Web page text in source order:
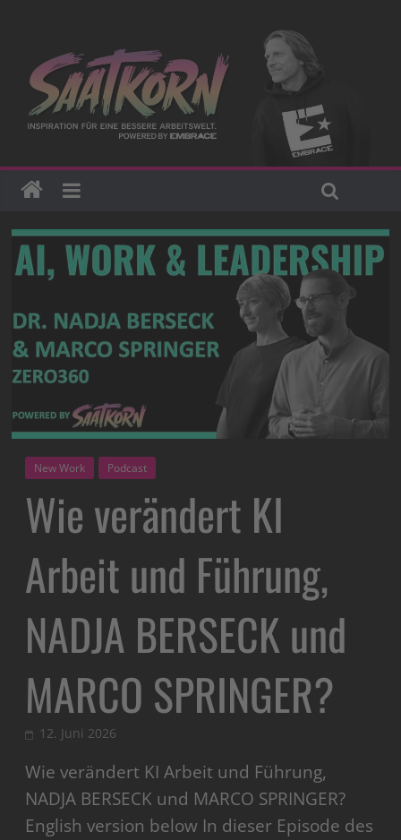
New Work Podcast
Wie verändert KI
Arbeit und Führung,
NADJA BERSECK und
MARCO SPRINGER?
12. Juni 2026
Wie verändert KI Arbeit und Führung,
NADJA BERSECK und MARCO SPRINGER?
English version below In dieser Episode des